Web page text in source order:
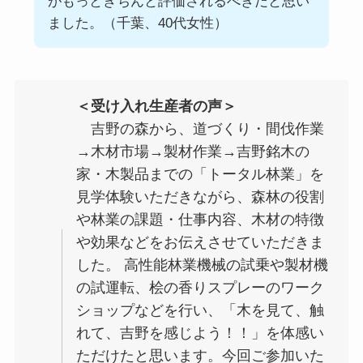
ました。（千葉、40代女性）
＜受け入れ生産者の声＞
吉野の森から、道づくり・間伐作業
→木材市場→製材作業→吉野銘木の
家・木製品までの「トータル林業」を
見学体験いただきながら、森林の役割
や林業の課題・仕事内容、木材の特徴
や効果などをお伝えさせていただきま
した。 高性能林業機械の試乗や製材機
の試運転、桧の香りスプレーのワーク
ショップなどを行い、「木を見て、触
れて、吉野を感じよう！！」を体感い
ただけたと思います。今回ご参加いた